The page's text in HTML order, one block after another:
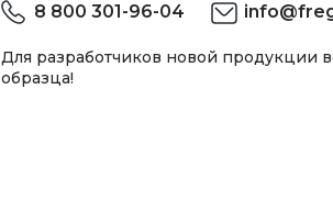
8 800 301-96-04
Для разработчиков новой продукции
образца!